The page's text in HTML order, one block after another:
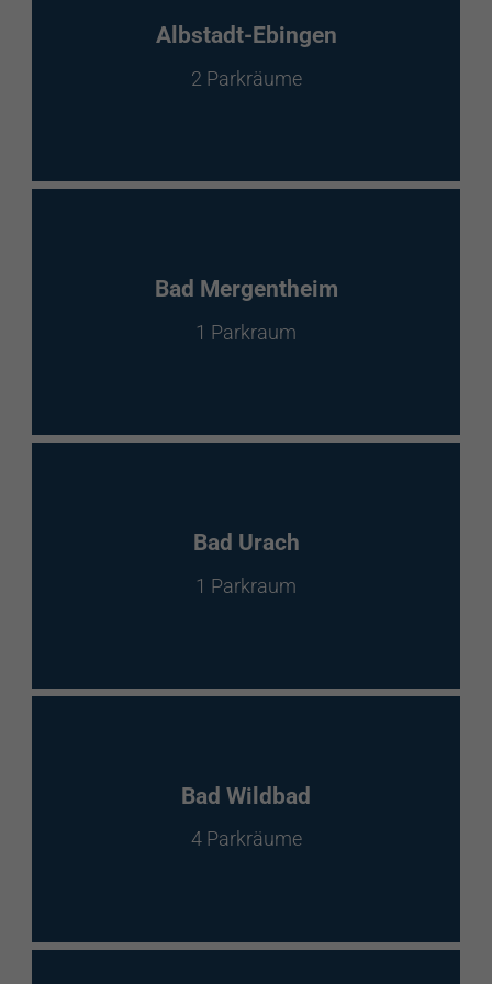
EnBW Mobility
Spontanladen
Albstadt-Ebingen
2 Parkräume
Bad Mergentheim
1 Parkraum
Bad Urach
1 Parkraum
Bad Wildbad
4 Parkräume